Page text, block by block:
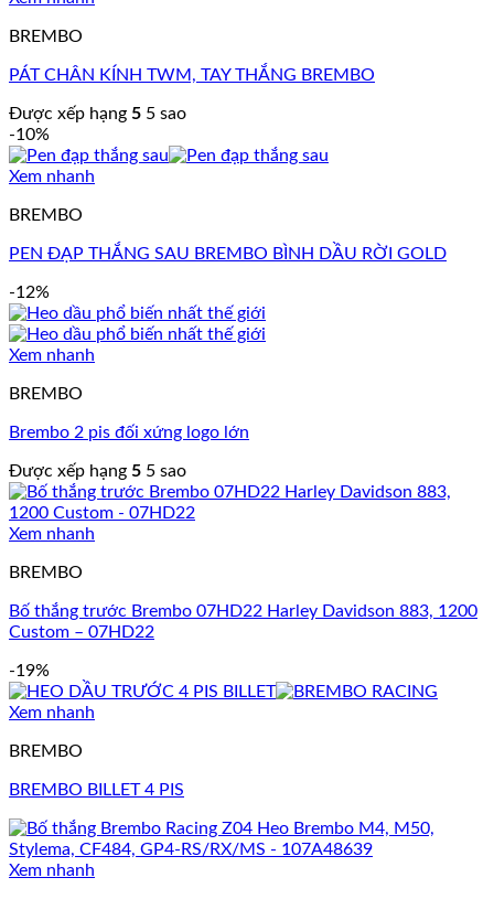
BREMBO
PÁT CHÂN KÍNH TWM, TAY THẮNG BREMBO
Được xếp hạng 5 5 sao
-10%
Xem nhanh
BREMBO
PEN ĐẠP THẮNG SAU BREMBO BÌNH DẦU RỜI GOLD
-12%
Xem nhanh
BREMBO
Brembo 2 pis đối xứng logo lớn
Được xếp hạng 5 5 sao
Xem nhanh
BREMBO
Bố thắng trước Brembo 07HD22 Harley Davidson 883, 1200
Custom – 07HD22
-19%
Xem nhanh
BREMBO
BREMBO BILLET 4 PIS
Xem nhanh